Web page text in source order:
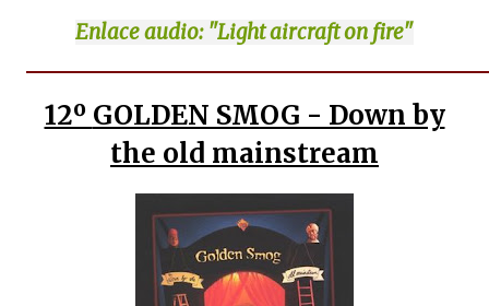
Enlaceaudio: "Light aircraft on fire"
12º GOLDEN SMOG - Down by
the old mainstream